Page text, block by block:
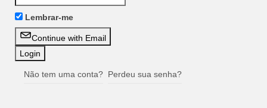
Lembrar-me
Continue with Email
Não tem uma conta? Perdeu sua senha?